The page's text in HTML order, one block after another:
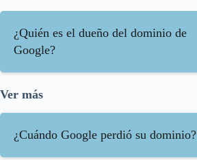
¿Quién es el dueño del dominio de
Google?
Ver más
¿Cuándo Google perdió su dominio?